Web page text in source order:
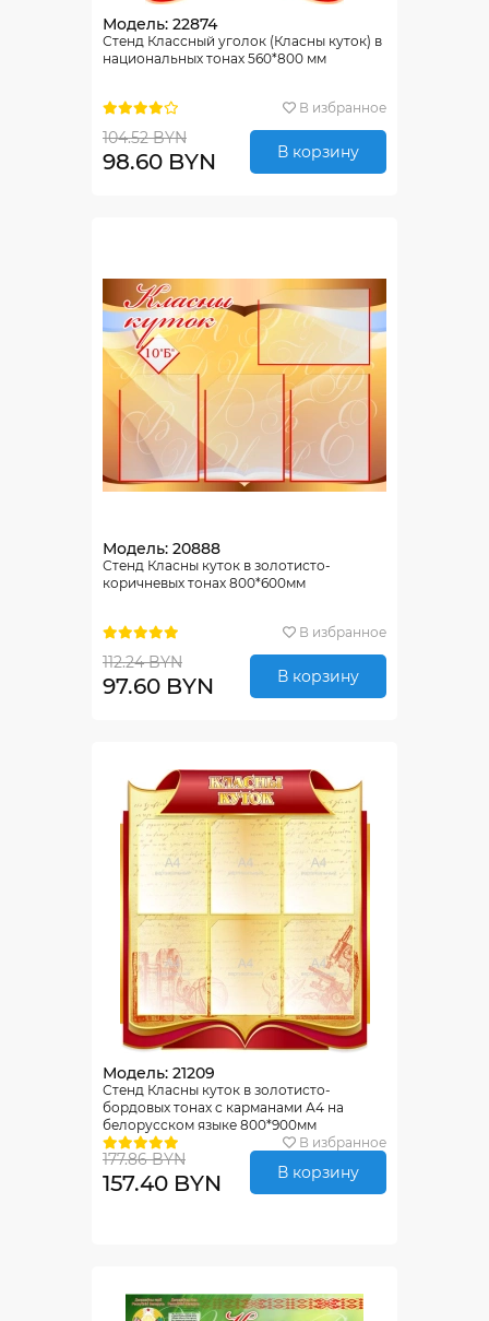
Модель: 22874
Стенд Классный уголок (Класны куток) в
национальных тонах 560*800 мм
В избранное
104.52 BYN
98.60 BYN В корзину
Модель: 20888
Стенд Класны куток в золотисто-
коричневых тонах 800*600мм
В избранное
112.24 BYN
97.60 BYN В корзину
Модель: 21209
Стенд Класны куток в золотисто-
бордовых тонах с карманами А4 на
белорусском языке 800*900мм
В избранное
177.86 BYN
157.40 BYN В корзину